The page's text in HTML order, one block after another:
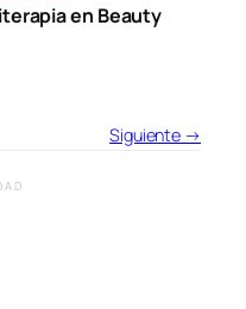
en Beauty
Siguiente →